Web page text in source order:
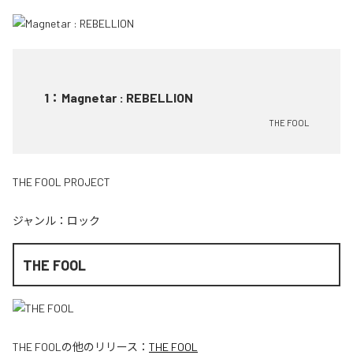
1 ： Magnetar : REBELLION
THE FOOL
THE FOOL PROJECT
ジャンル： ロック
THE FOOL
THE FOOL の他のリリース： THE FOOL